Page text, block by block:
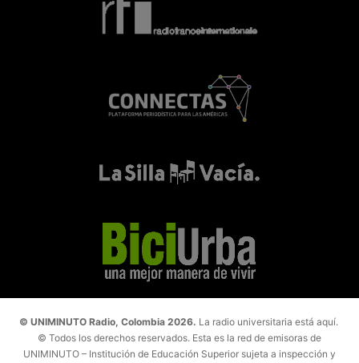
© UNIMINUTO Radio, Colombia 2026. La radio universitaria está aquí.
© Todos los derechos reservados. Esta es la red de emisoras de
UNIMINUTO – Institución de Educación Superior sujeta a inspección y